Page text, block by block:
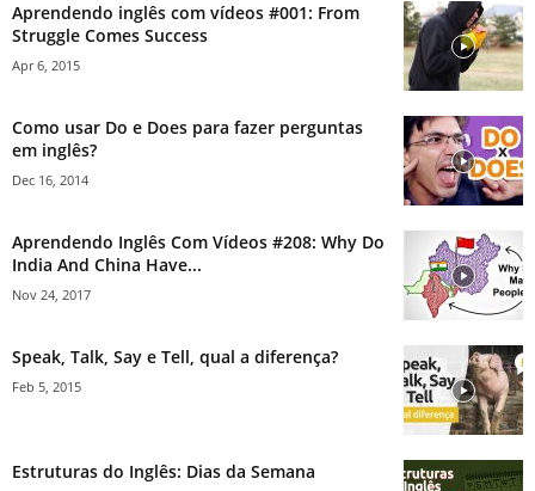
Aprendendo inglês com vídeos #001: From
Struggle Comes Success
Apr 6, 2015
Como usar Do e Does para fazer perguntas
em inglês?
Dec 16, 2014
Aprendendo Inglês Com Vídeos #208: Why Do
India And China Have...
Nov 24, 2017
Speak, Talk, Say e Tell, qual a diferença?
Feb 5, 2015
Estruturas do Inglês: Dias da Semana